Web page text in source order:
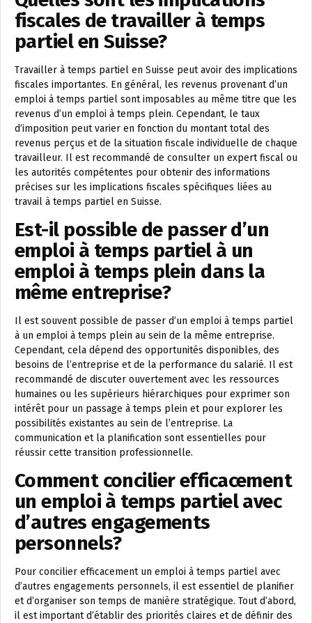
fiscales de travailler à temps
partiel en Suisse?
Travailler à temps partiel en Suisse peut avoir des implications
fiscales importantes. En général, les revenus provenant d’un
emploi à temps partiel sont imposables au même titre que les
revenus d’un emploi à temps plein. Cependant, le taux
d’imposition peut varier en fonction du montant total des
revenus perçus et de la situation fiscale individuelle de chaque
travailleur. Il est recommandé de consulter un expert fiscal ou
les autorités compétentes pour obtenir des informations
précises sur les implications fiscales spécifiques liées au
travail à temps partiel en Suisse.
Est-il possible de passer d’un
emploi à temps partiel à un
emploi à temps plein dans la
même entreprise?
Il est souvent possible de passer d’un emploi à temps partiel
à un emploi à temps plein au sein de la même entreprise.
Cependant, cela dépend des opportunités disponibles, des
besoins de l’entreprise et de la performance du salarié. Il est
recommandé de discuter ouvertement avec les ressources
humaines ou les supérieurs hiérarchiques pour exprimer son
intérêt pour un passage à temps plein et pour explorer les
possibilités existantes au sein de l’entreprise. La
communication et la planification sont essentielles pour
réussir cette transition professionnelle.
Comment concilier efficacement
un emploi à temps partiel avec
d’autres engagements
personnels?
Pour concilier efficacement un emploi à temps partiel avec
d’autres engagements personnels, il est essentiel de planifier
et d’organiser son temps de manière stratégique. Tout d’abord,
il est important d’établir des priorités claires et de définir des